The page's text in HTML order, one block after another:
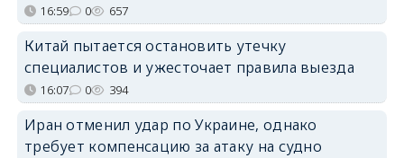
16:59 0 657
Китай пытается остановить утечку
специалистов и ужесточает правила выезда
16:07 0 394
Иран отменил удар по Украине, однако
требует компенсацию за атаку на судно